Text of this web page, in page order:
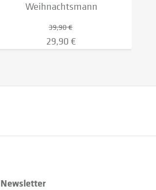
Weihnachtsmann
39,90 €
29,90 €
Newsletter